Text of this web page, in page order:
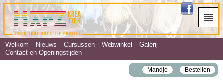
Welkom Nieuws Cursussen Webwinkel
Galerij
Contact en Openingstijden
Mandje Bestellen